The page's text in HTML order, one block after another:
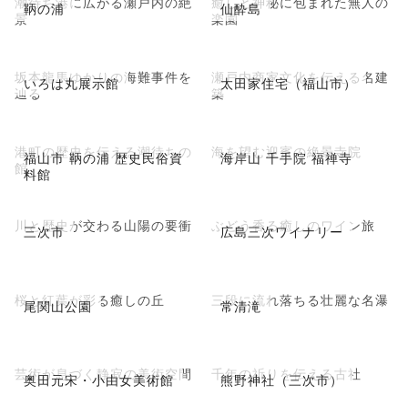
鞆の浦
景
仙酔島
楽園
いろは丸展示館
坂本龍馬ゆかりの海難事件を
辿る
太田家住宅（福山市）
瀬戸内商家文化を伝える名建
築
福山市 鞆の浦 歴史民俗資
料館
港町の歴史を伝える潮待ちの
館
海岸山 千手院 福禅寺
海を望む迎賓の絶景寺院
三次市
川と歴史が交わる山陽の要衝 広島三次ワイナリー
ぶどう香る癒しのワイン旅
尾関山公園
桜と紅葉が彩る癒しの丘 常清滝
三段に流れ落ちる壮麗な名瀑
奥田元宋・小由女美術館
芸術が息づく静寂の美術空間 熊野神社（三次市）
千年の祈りを伝える古社